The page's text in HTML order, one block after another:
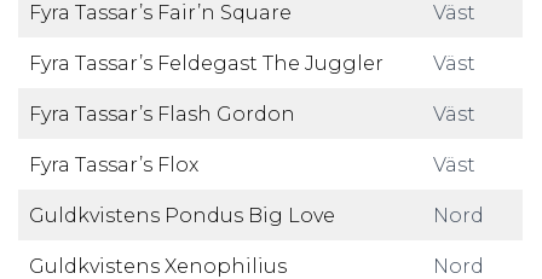
Fyra Tassar’s Fair’n Square Väst
Fyra Tassar’s Feldegast The Juggler Väst
Fyra Tassar’s Flash Gordon Väst
Fyra Tassar’s Flox Väst
Guldkvistens Pondus Big Love Nord
Guldkvistens Xenophilius Nord